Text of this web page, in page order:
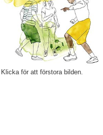
Klicka för att förstora bilden.